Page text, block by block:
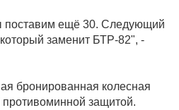
поставим ещё 30. Следующий
заменит БТР-82", -
бронированная колесная
защитой.